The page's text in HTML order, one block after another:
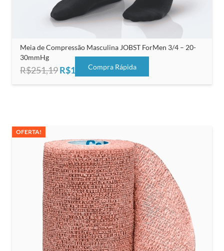
Meia de Compressão Masculina JOBST ForMen 3/4 – 20-
30mmHg
R$251,19O
preço
R$125,00O
preço
Compra Rápida
OFERTA!